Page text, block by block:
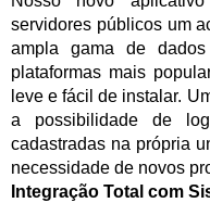
servidores públicos um
ampla gama de
plataformas mais
leve e fácil de instalar.
a possibilidade de
cadastradas na própria
necessidade de novos
Integração Total com